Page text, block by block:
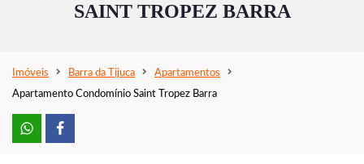
SAINT TROPEZ BARRA
Imóveis Barra da Tijuca
Apartamentos
Apartamento Condomínio Saint Tropez Barra